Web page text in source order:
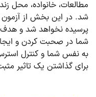
مطالعات، خانواده، محل
شد. در این بخش از
پرسیده نخواهد شد و هدف
شما در صحبت کردن و
به نفس شما و کنترل
برای گذاشتن یک تاثیر